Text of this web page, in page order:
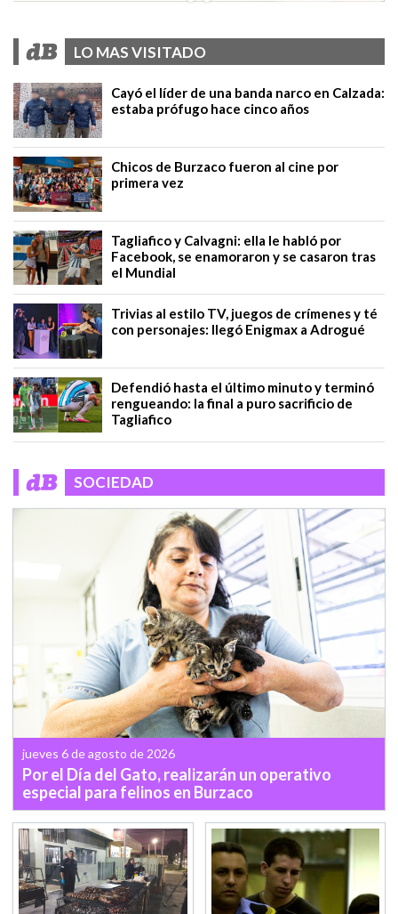
LO MAS VISITADO
Cayó el líder de una banda narco en Calzada:
estaba prófugo hace cinco años
Chicos de Burzaco fueron al cine por
primera vez
Tagliafico y Calvagni: ella le habló por
Facebook, se enamoraron y se casaron tras
el Mundial
Trivias al estilo TV, juegos de crímenes y té
con personajes: llegó Enigmax a Adrogué
Defendió hasta el último minuto y terminó
rengueando: la final a puro sacrificio de
Tagliafico
SOCIEDAD
jueves 6 de agosto de 2026
Por el Día del Gato, realizarán un operativo
especial para felinos en Burzaco